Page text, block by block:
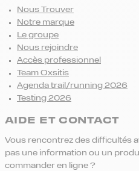
Nous Trouver
Notre marque
Le groupe
Nous rejoindre
Accès professionnel
Team Oxsitis
Agenda trail/running 2026
Testing 2026
AIDE ET CONTACT
Vous rencontrez des difficultés
pas une information ou un
commander en ligne ?